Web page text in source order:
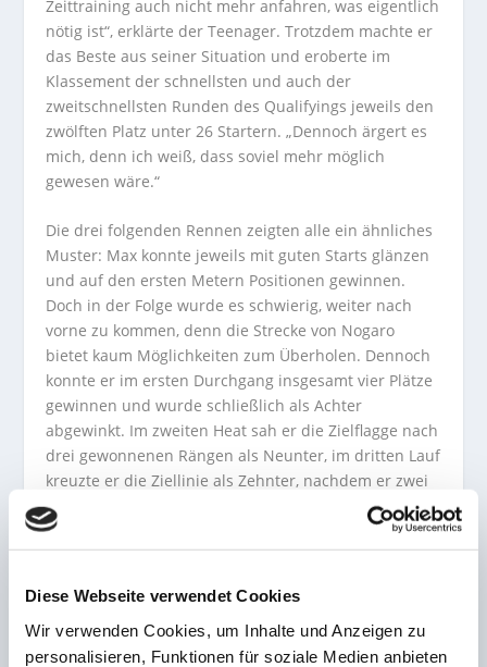
Diese Webseite verwendet Cookies
Wir verwenden Cookies, um Inhalte und Anzeigen zu
personalisieren, Funktionen für soziale Medien anbieten
Zeittraining auch nicht mehr anfahren, was eigentlich
nötig ist“, erklärte der Teenager. Trotzdem machte er
das Beste aus seiner Situation und eroberte im
Klassement der schnellsten und auch der
zweitschnellsten Runden des Qualifyings jeweils den
zwölften Platz unter 26 Startern. „Dennoch ärgert es
mich, denn ich weiß, dass soviel mehr möglich
gewesen wäre.“
Die drei folgenden Rennen zeigten alle ein ähnliches
Muster: Max konnte jeweils mit guten Starts glänzen
und auf den ersten Metern Positionen gewinnen.
Doch in der Folge wurde es schwierig, weiter nach
vorne zu kommen, denn die Strecke von Nogaro
bietet kaum Möglichkeiten zum Überholen. Dennoch
konnte er im ersten Durchgang insgesamt vier Plätze
gewinnen und wurde schließlich als Achter
abgewinkt. Im zweiten Heat sah er die Zielflagge nach
drei gewonnenen Rängen als Neunter, im dritten Lauf
kreuzte er die Ziellinie als Zehnter, nachdem er zwei
Rivalen überholen konnte. Doch diesen zehnten Platz
durfte er nicht lange behalten, denn die Rennleitung
sah in ihm den Schuldigen für eine leichte Kollision
zurückgestuft.
Auch wenn der Saisonauftakt nicht nach seinen